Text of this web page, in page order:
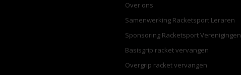
Over ons
Samenwerking Racketsport Leraren
Sponsoring Racketsport Verenigingen
Basisgrip racket vervangen
Overgrip racket vervangen